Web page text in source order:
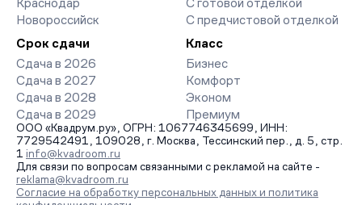
Краснодар
Новороссийск
С готовой отделкой
С предчистовой отделкой
Срок сдачи
Сдача в 2026
Сдача в 2027
Сдача в 2028
Сдача в 2029
Класс
Бизнес
Комфорт
Эконом
Премиум
ООО «Квадрум.ру», ОГРН: 1067746345699, ИНН:
7729542491, 109028, г. Москва, Тессинский пер., д. 5, стр.
1 info@kvadroom.ru
Для связи по вопросам связанными с рекламой на сайте -
reklama@kvadroom.ru
Согласие на обработку персональных данных и политика